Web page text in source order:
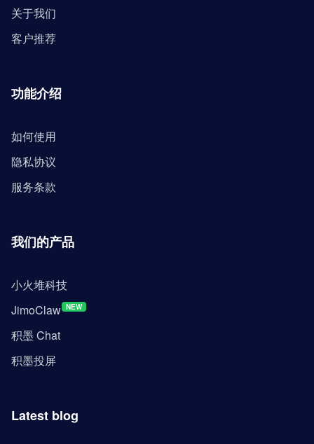
关于我们
客户推荐
功能介绍
如何使用
隐私协议
服务条款
我们的产品
小火堆科技
JimoClaw NEW
积墨 Chat
积墨投屏
Latest blog